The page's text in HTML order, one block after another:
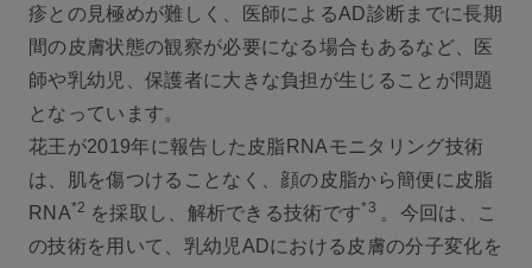
疹との見極めが難しく、医師によるAD診断までに長期
間の皮膚状態の観察が必要になる場合もあるなど、医
師や乳幼児、保護者に大きな負担が生じることが問題
となっています。
花王が2019年に報告した皮脂RNAモニタリング技術
は、肌を傷つけることなく、顔の皮脂から簡便に皮脂
RNA*2 を採取し、解析できる技術です*3 。今回は、こ
の技術を用いて、乳幼児ADにおける皮膚の分子変化を